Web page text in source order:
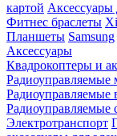
картой Аксессуары
Фитнес браслеты
Планшеты Samsung
Аксессуары
Квадрокоптеры и
Радиоуправляемые
Радиоуправляемые
Радиоуправляемые
Электротранспорт